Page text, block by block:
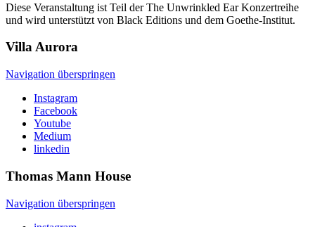
Diese Veranstaltung ist Teil der The Unwrinkled Ear Konzertreihe
und wird unterstützt von Black Editions und dem Goethe-Institut.
VillaAurora
Navigation überspringen
Instagram
Facebook
Youtube
Medium
linkedin
Thomas Mann House
Navigation überspringen